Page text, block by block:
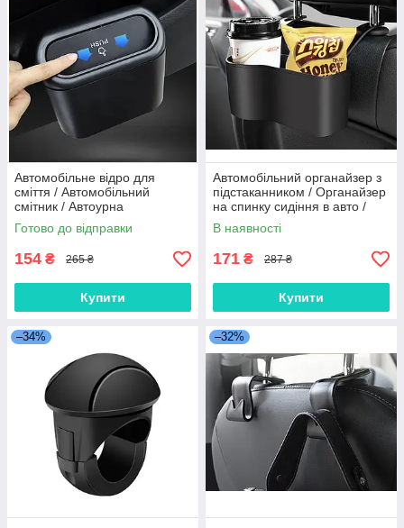
Автомобільне відро для
сміття / Автомобільний
смітник / Автоурна
універсальна
Готово до відправки
154 ₴ 265 ₴
Купити
Автомобільний органайзер з
підстаканником / Органайзер
на спинку сидіння в авто /
Автомобільний органайзер
В наявності
171 ₴ 287 ₴
Купити
–34% –32%